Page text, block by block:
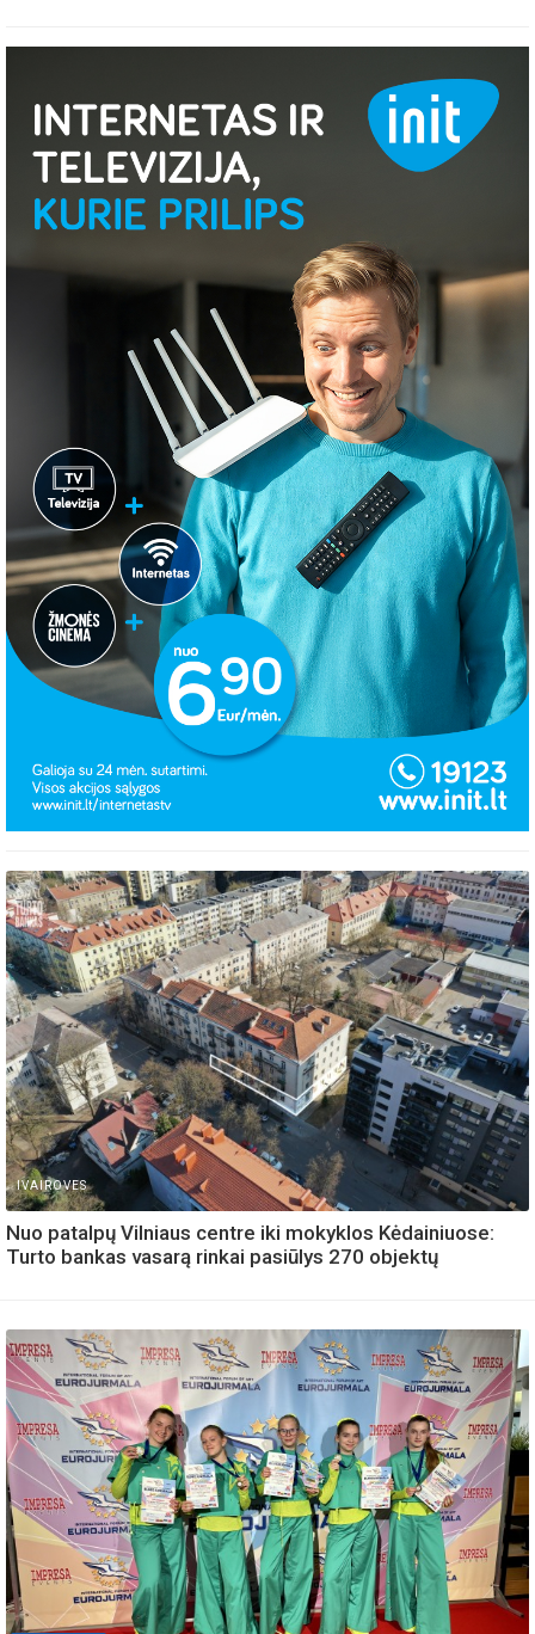
IVAIROVES
Nuo patalpų Vilniaus centre iki mokyklos Kėdainiuose:
Turto bankas vasarą rinkai pasiūlys 270 objektų